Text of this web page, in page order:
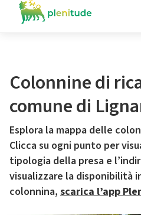
Colonnine di
comune di
Esplora la mappa delle
Clicca su ogni punto per
tipologia della presa e
visualizzare la disponibilità
colonnina, scarica l’app